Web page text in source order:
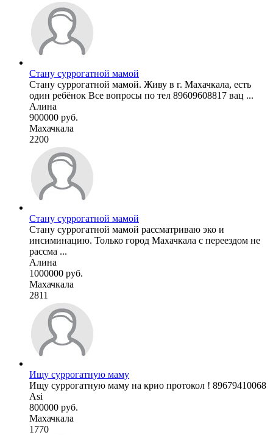
Стану суррогатной мамой
Стану суррогатной мамой. Живу в г. Махачкала, есть
один ребёнок Все вопросы по тел 89609608817 вац ...
Алина
900000 руб.
Махачкала
2200
Стану суррогатной мамой
Стану суррогатной мамой рассматриваю эко и
инсиминацию. Только город Махачкала с переездом не
рассма ...
Алина
1000000 руб.
Махачкала
2811
Ищу суррогатную маму
Ищу суррогатную маму на крио протокол ! 89679410068
Asi
800000 руб.
Махачкала
1770